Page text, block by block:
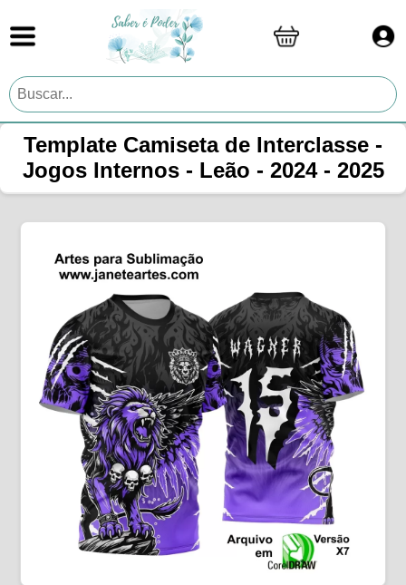
Template Camiseta de Interclasse -
Jogos Internos - Leão - 2024 - 2025